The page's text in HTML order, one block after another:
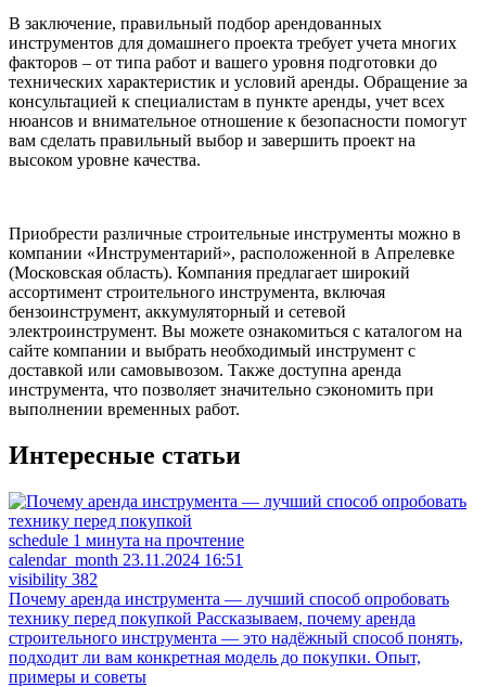
В заключение, правильный подбор арендованных
инструментов для домашнего проекта требует учета многих
факторов – от типа работ и вашего уровня подготовки до
технических характеристик и условий аренды. Обращение за
консультацией к специалистам в пункте аренды, учет всех
нюансов и внимательное отношение к безопасности помогут
вам сделать правильный выбор и завершить проект на
высоком уровне качества.
Приобрести различные строительные инструменты можно в
компании «Инструментарий», расположенной в Апрелевке
(Московская область). Компания предлагает широкий
ассортимент строительного инструмента, включая
бензоинструмент, аккумуляторный и сетевой
электроинструмент. Вы можете ознакомиться с каталогом на
сайте компании и выбрать необходимый инструмент с
доставкой или самовывозом. Также доступна аренда
инструмента, что позволяет значительно сэкономить при
выполнении временных работ.
Интересные статьи
schedule 1 минута на прочтение
calendar_month 23.11.2024 16:51
visibility 382
Почему аренда инструмента — лучший способ опробовать
технику перед покупкой Рассказываем, почему аренда
строительного инструмента — это надёжный способ понять,
подходит ли вам конкретная модель до покупки. Опыт,
примеры и советы